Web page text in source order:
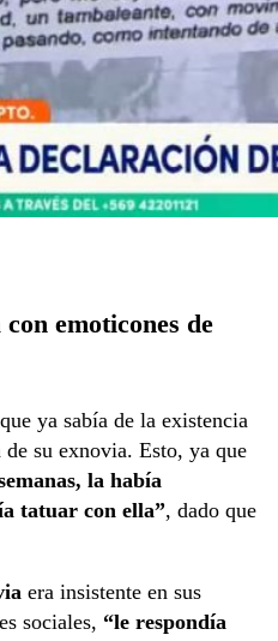
emoticones de
ya sabía de la existencia
su exnovia. Esto, ya que
la había
tatuar con ella”, dado que
era insistente en sus
sociales, “le respondía